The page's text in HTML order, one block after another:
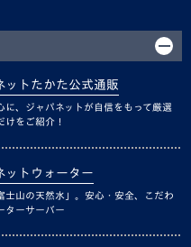
ットたかた公式通販
に、ジャパネットが自信をもって厳選
けをご紹介！
ットウォーター
士山の天然水」。安心・安全、こだわ
ターサーバー